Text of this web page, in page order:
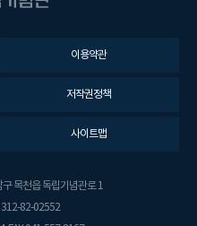
이용약관
저작권정책
사이트맵
목천읍 독립기념관로 1
312-82-02552